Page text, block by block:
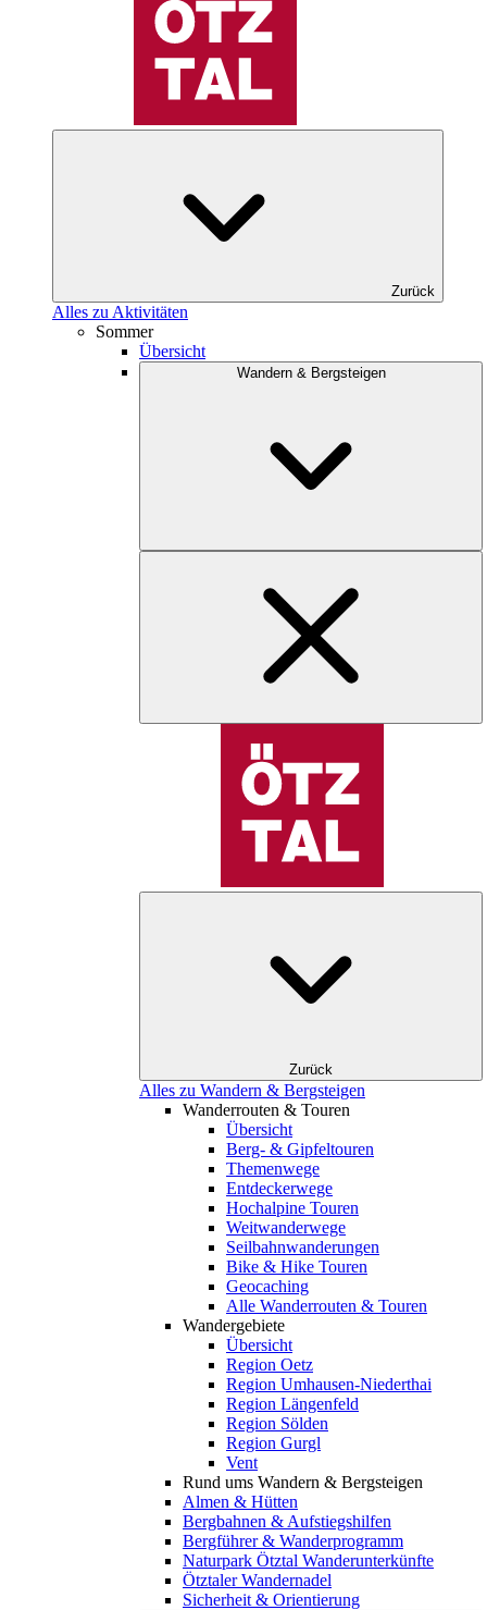
Zurück
Alles zu Aktivitäten
Sommer
Übersicht
Wandern & Bergsteigen
Zurück
Alles zu Wandern & Bergsteigen
Wanderrouten & Touren
Übersicht
Berg- & Gipfeltouren
Themenwege
Entdeckerwege
Hochalpine Touren
Weitwanderwege
Seilbahnwanderungen
Bike & Hike Touren
Geocaching
Alle Wanderrouten & Touren
Wandergebiete
Übersicht
Region Oetz
Region Umhausen-Niederthai
Region Längenfeld
Region Sölden
Region Gurgl
Vent
Rund ums Wandern & Bergsteigen
Almen & Hütten
Bergbahnen & Aufstiegshilfen
Bergführer & Wanderprogramm
Naturpark Ötztal Wanderunterkünfte
Ötztaler Wandernadel
Sicherheit & Orientierung